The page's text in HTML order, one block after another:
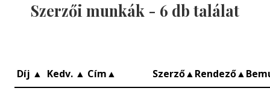
Szerzői munkák - 6 db találat
Díj ▲ Kedv. ▲ Cím▲ Szerző▲Rendező▲